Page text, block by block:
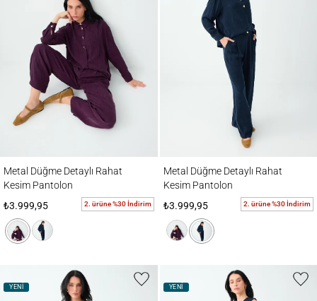
Metal Düğme Detaylı Rahat
Kesim Pantolon
₺3.999,95
2. ürüne %30 İndirim
Metal Düğme Detaylı Rahat
Kesim Pantolon
₺3.999,95
2. ürüne %30 İndirim
YENİ YENİ